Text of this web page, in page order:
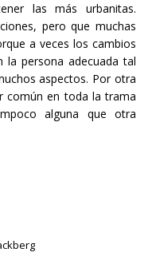
las más urbanitas.
pero que muchas
a veces los cambios
persona adecuada tal
aspectos. Por otra
común en toda la trama
alguna que otra